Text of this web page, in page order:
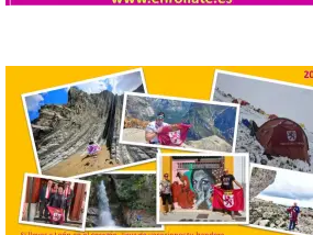
jóvenes desempleados
para la realización de
obras y servicios de
interés general y social
con más de 8,7 millones de
euros de inversión
6 Ago 2026